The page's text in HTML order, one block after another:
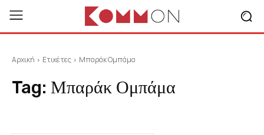
Αρχική Ετικέτες Μπαράκ Ομπάμα
Tag: Μπαράκ Ομπάμα